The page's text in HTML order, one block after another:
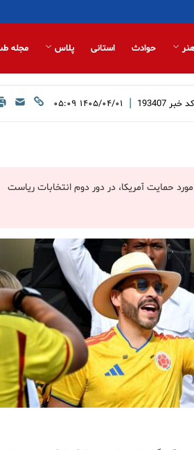
حوادث استانی پلاس مجله
کد خبر 193407
| ۱۴۰۵/۰۴/۰۱ ۰۵:۰۹
مورد حمایت آمریکا، در دور دوم انتخابات ریاست